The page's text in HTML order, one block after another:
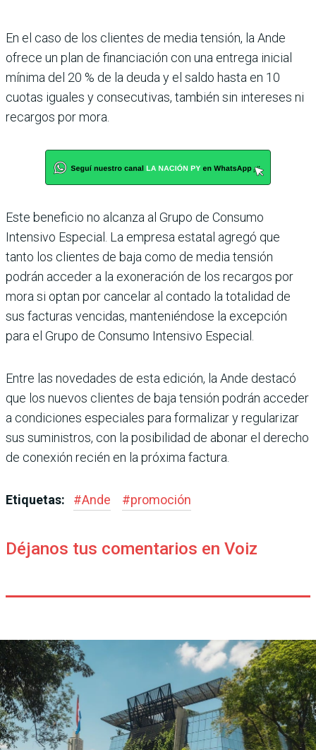
En el caso de los clientes de media tensión, la Ande
ofrece un plan de financiación con una entrega inicial
mínima del 20 % de la deuda y el saldo hasta en 10
cuotas iguales y consecutivas, también sin intereses ni
recargos por mora.
Este beneficio no alcanza al Grupo de Consumo
Intensivo Especial. La empresa estatal agregó que
tanto los clientes de baja como de media tensión
podrán acceder a la exoneración de los recargos por
mora si optan por cancelar al contado la totalidad de
sus facturas vencidas, manteniéndose la excepción
para el Grupo de Consumo Intensivo Especial.
Entre las novedades de esta edición, la Ande destacó
que los nuevos clientes de baja tensión podrán acceder
a condiciones especiales para formalizar y regularizar
sus suministros, con la posibilidad de abonar el derecho
de conexión recién en la próxima factura.
Etiquetas: #Ande #promoción
Déjanos tus comentarios en Voiz